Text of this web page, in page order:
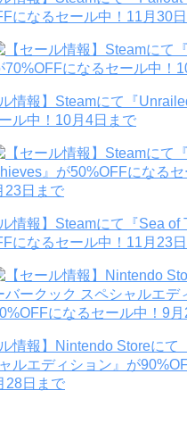
になるセール中！11月30
ル情報】Steamにて『
ル中！10月4日まで
ル情報】Steamにて『Sea of
になるセール中！11月23
ル情報】Nintendo Storeにて
ルエディション』が
28日まで